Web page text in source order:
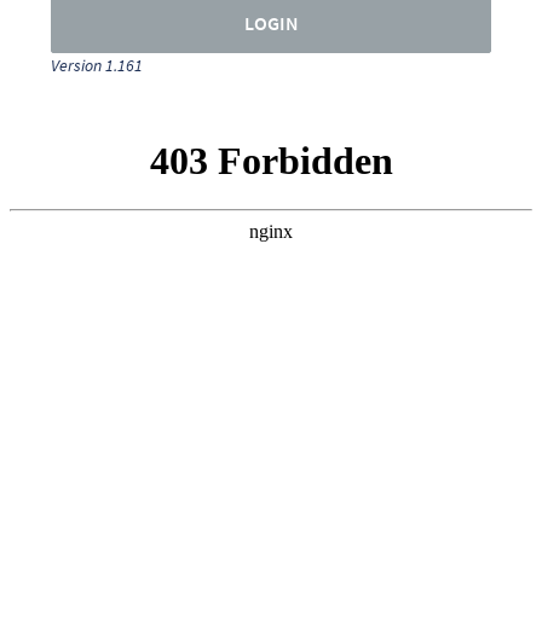
LOGIN
Version 1.161